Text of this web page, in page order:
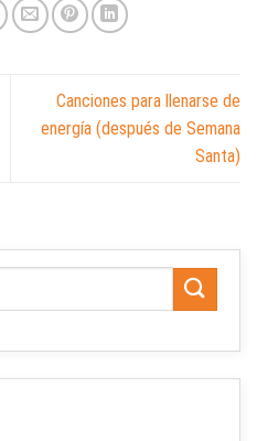
Canciones para llenarse de
energía (después de Semana
Santa)